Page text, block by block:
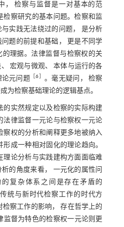
， 检察与监督是一对基本的范
检察研究的基本问题。检察和监
实践无法绕过的问题， 是分析
题的前提和基础， 更是不同学
理据。法律监督与检察权的关
宏观与微观、 本体与运行的各
论元问题 ［6
。毫无疑问， 检察
为检察基础理论的逻辑基点。
的实然规定以及检察的实际构建
法律监督一元论与检察权一元论
察权的分析和阐释更多地被纳入
成一种相对固化的理论趋向。
理论分析与实践建构方面面临难
的角度来看， 一元化的属性问
复杂体系之间是存在矛盾的
统与新时代检察工作的时代方
察工作的影响， 存在哲学上的
监督为特色的检察权一元论则更